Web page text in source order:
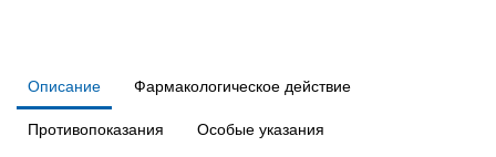
Описание Фармакологическое действие
Противопоказания Особые указания